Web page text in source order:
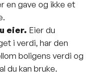
en gave og ikke et
eier. Eier du
i verdi, har den
boligens verdi og
du kan bruke.